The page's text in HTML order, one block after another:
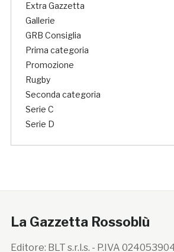
Extra Gazzetta
Gallerie
GRB Consiglia
Prima categoria
Promozione
Rugby
Seconda categoria
Serie C
Serie D
La Gazzetta Rossoblù
Editore: BLT s.r.l.s. - P.IVA